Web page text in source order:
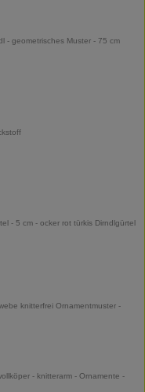
- geometrisches Muster - 75 cm
- 5 cm - ocker rot türkis Dirndlgürtel
knitterfrei Ornamentmuster -
- knitterarm - Ornamente -